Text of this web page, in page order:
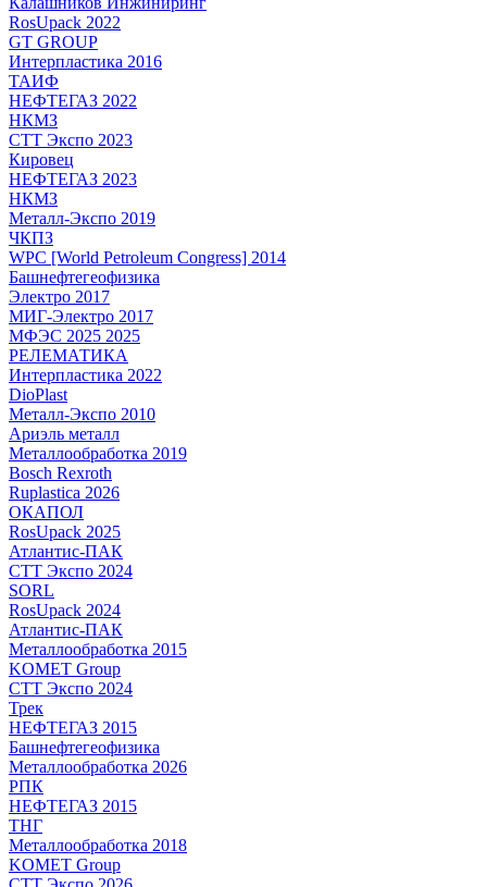
RosUpack 2022
GT GROUP
Интерпластика 2016
ТАИФ
НЕФТЕГАЗ 2022
НКМЗ
СТТ Экспо 2023
Кировец
НЕФТЕГАЗ 2023
НКМЗ
Металл-Экспо 2019
ЧКПЗ
WPC [World Petroleum Congress] 2014
Башнефтегеофизика
Электро 2017
МИГ-Электро 2017
МФЭС 2025 2025
РЕЛЕМАТИКА
Интерпластика 2022
DioPlast
Металл-Экспо 2010
Ариэль металл
Металлообработка 2019
Bosch Rexroth
Ruplastica 2026
ОКАПОЛ
RosUpack 2025
Атлантис-ПАК
СТТ Экспо 2024
SORL
RosUpack 2024
Атлантис-ПАК
Металлообработка 2015
KOMET Group
СТТ Экспо 2024
Трек
НЕФТЕГАЗ 2015
Башнефтегеофизика
Металлообработка 2026
РПК
НЕФТЕГАЗ 2015
ТНГ
Металлообработка 2018
KOMET Group